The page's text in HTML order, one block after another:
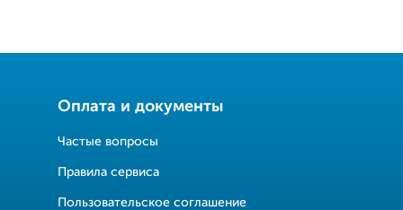
Оплата и документы
Частые вопросы
Правила сервиса
Пользовательское соглашение